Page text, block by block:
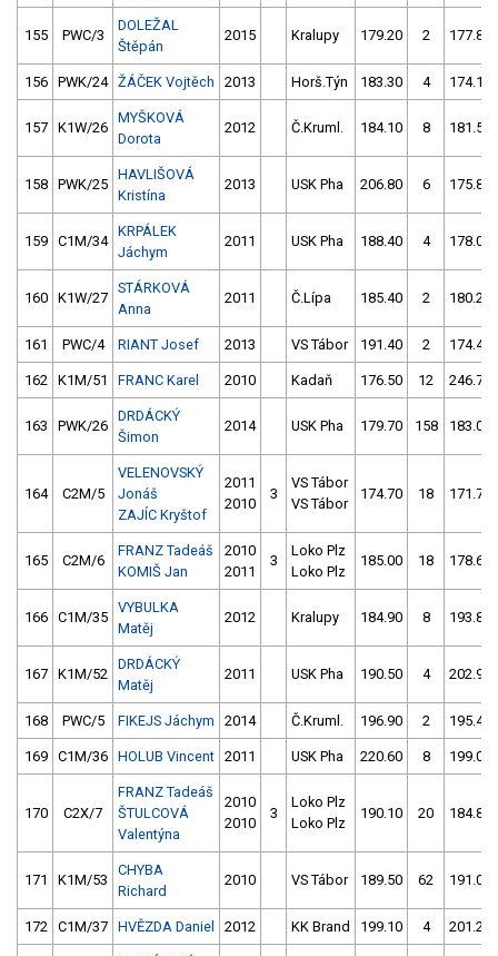
155 PWC/3
DOLEŽAL
Štěpán
2015 Kralupy 179.20 2 177.80
156 PWK/24 ŽÁČEK Vojtěch 2013 Horš.Týn 183.30 4 174.10
157 K1W/26
MYŠKOVÁ
Dorota
2012 Č.Kruml. 184.10 8 181.50
158 PWK/25
HAVLIŠOVÁ
Kristína
2013 USK Pha 206.80 6 175.80
159 C1M/34
KRPÁLEK
Jáchym
2011 USK Pha 188.40 4 178.00
160 K1W/27
STÁRKOVÁ
Anna
2011 Č.Lípa 185.40 2 180.20
161 PWC/4 RIANT Josef 2013 VS Tábor 191.40 2 174.40
162 K1M/51 FRANC Karel 2010 Kadaň 176.50 12 246.70
163 PWK/26
DRDÁCKÝ
Šimon
2014 USK Pha 179.70 158 183.00
164 C2M/5
VELENOVSKÝ
Jonáš
ZAJÍC Kryštof
2011
2010
3
VS Tábor
VS Tábor
174.70 18 171.70
165 C2M/6
FRANZ Tadeáš
KOMIŠ Jan
2010
2011
3
Loko Plz
Loko Plz
185.00 18 178.60
166 C1M/35
VYBULKA
Matěj
2012 Kralupy 184.90 8 193.80
167 K1M/52
DRDÁCKÝ
Matěj
2011 USK Pha 190.50 4 202.90
168 PWC/5 FIKEJS Jáchym 2014 Č.Kruml. 196.90 2 195.40
169 C1M/36 HOLUB Vincent 2011 USK Pha 220.60 8 199.00
170 C2X/7
FRANZ Tadeáš
ŠTULCOVÁ
Valentýna
2010
2010
3
Loko Plz
Loko Plz
190.10 20 184.80
171 K1M/53
CHYBA
Richard
2010 VS Tábor 189.50 62 191.00
172 C1M/37 HVĚZDA Daniel 2012 KK Brand 199.10 4 201.20